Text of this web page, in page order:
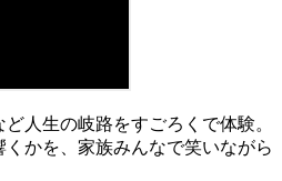
人生の岐路をすごろくで体験。
かを、家族みんなで笑いながら